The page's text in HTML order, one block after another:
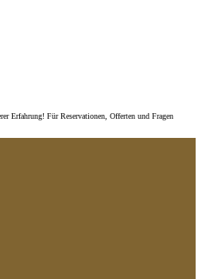
Erfahrung! Für Reservationen, Offerten und Fragen